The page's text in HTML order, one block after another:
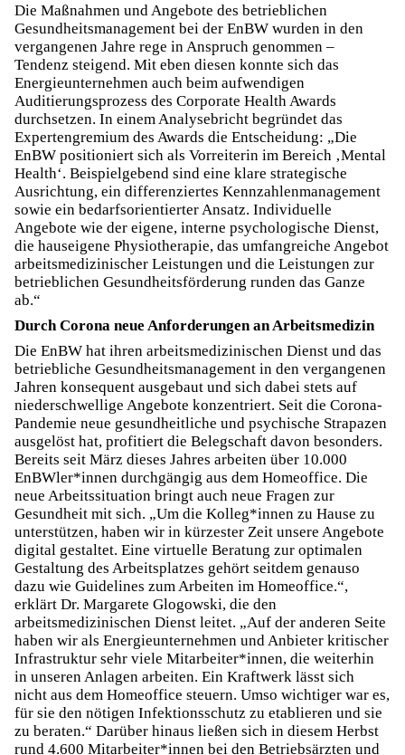
Die Maßnahmen und Angebote des betrieblichen
Gesundheitsmanagement bei der EnBW wurden in den
vergangenen Jahre rege in Anspruch genommen –
Tendenz steigend. Mit eben diesen konnte sich das
Energieunternehmen auch beim aufwendigen
Auditierungsprozess des Corporate Health Awards
durchsetzen. In einem Analysebricht begründet das
Expertengremium des Awards die Entscheidung: „Die
EnBW positioniert sich als Vorreiterin im Bereich ‚Mental
Health‘. Beispielgebend sind eine klare strategische
Ausrichtung, ein differenziertes Kennzahlenmanagement
sowie ein bedarfsorientierter Ansatz. Individuelle
Angebote wie der eigene, interne psychologische Dienst,
die hauseigene Physiotherapie, das umfangreiche Angebot
arbeitsmedizinischer Leistungen und die Leistungen zur
betrieblichen Gesundheitsförderung runden das Ganze
ab.“
Durch Corona neue Anforderungen an Arbeitsmedizin
Die EnBW hat ihren arbeitsmedizinischen Dienst und das
betriebliche Gesundheitsmanagement in den vergangenen
Jahren konsequent ausgebaut und sich dabei stets auf
niederschwellige Angebote konzentriert. Seit die Corona-
Pandemie neue gesundheitliche und psychische Strapazen
ausgelöst hat, profitiert die Belegschaft davon besonders.
Bereits seit März dieses Jahres arbeiten über 10.000
EnBWler*innen durchgängig aus dem Homeoffice. Die
neue Arbeitssituation bringt auch neue Fragen zur
Gesundheit mit sich. „Um die Kolleg*innen zu Hause zu
unterstützen, haben wir in kürzester Zeit unsere Angebote
digital gestaltet. Eine virtuelle Beratung zur optimalen
Gestaltung des Arbeitsplatzes gehört seitdem genauso
dazu wie Guidelines zum Arbeiten im Homeoffice.“,
erklärt Dr. Margarete Glogowski, die den
arbeitsmedizinischen Dienst leitet. „Auf der anderen Seite
haben wir als Energieunternehmen und Anbieter kritischer
Infrastruktur sehr viele Mitarbeiter*innen, die weiterhin
in unseren Anlagen arbeiten. Ein Kraftwerk lässt sich
nicht aus dem Homeoffice steuern. Umso wichtiger war es,
für sie den nötigen Infektionsschutz zu etablieren und sie
zu beraten.“ Darüber hinaus ließen sich in diesem Herbst
rund 4.600 Mitarbeiter*innen bei den Betriebsärzten und